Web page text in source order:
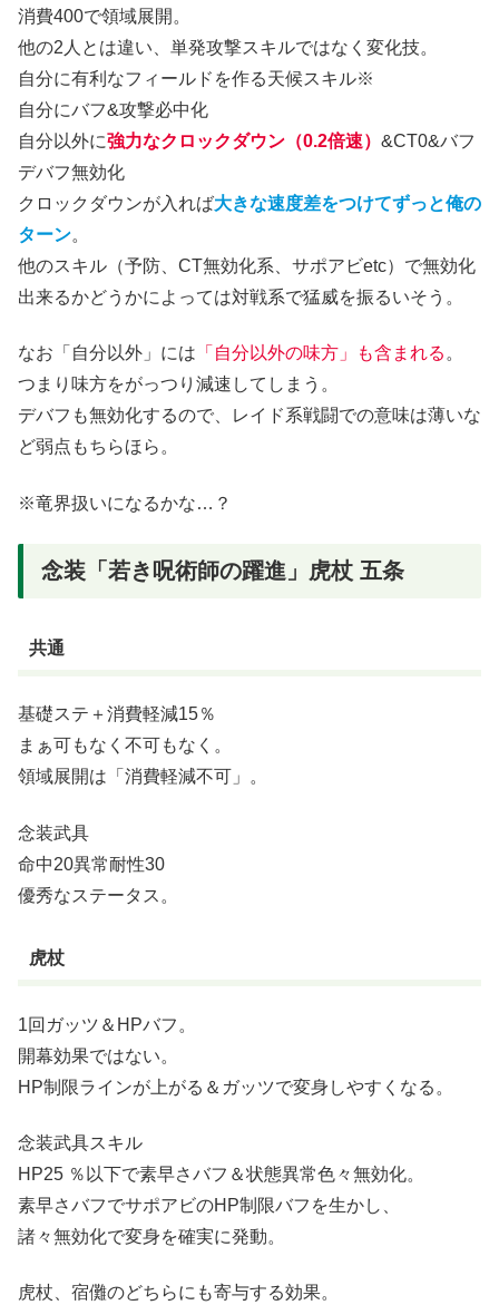
消費400で領域展開。
他の2人とは違い、単発攻撃スキルではなく変化技。
自分に有利なフィールドを作る天候スキル※
自分にバフ&攻撃必中化
自分以外に強力なクロックダウン（0.2倍速） &CT0&バフ
デバフ無効化
クロックダウンが入れば大きな速度差をつけてずっと俺の
ターン。
他のスキル（予防、CT無効化系、サポアビetc）で無効化
出来るかどうかによっては対戦系で猛威を振るいそう。
なお「自分以外」には 「自分以外の味方」も含まれる 。
つまり味方をがっつり減速してしまう。
デバフも無効化するので、レイド系戦闘での意味は薄いな
ど弱点もちらほら。
※竜界扱いになるかな…？
念装「若き呪術師の躍進」虎杖 五条
共通
基礎ステ＋消費軽減15％
まぁ可もなく不可もなく。
領域展開は「消費軽減不可」。
念装武具
命中20異常耐性30
優秀なステータス。
虎杖
1回ガッツ＆HPバフ。
開幕効果ではない。
HP制限ラインが上がる＆ガッツで変身しやすくなる。
念装武具スキル
HP25 ％以下で素早さバフ＆状態異常色々無効化。
素早さバフでサポアビのHP制限バフを生かし、
諸々無効化で変身を確実に発動。
虎杖、宿儺のどちらにも寄与する効果。